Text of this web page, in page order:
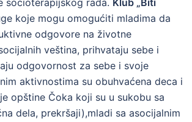
socioterapijskog rada. Klub „Biti
koje mogu omogućiti mladima da
odgovore na životne
veština, prihvataju sebe i
odgovornost za sebe i svoje
aktivnostima su obuhvaćena deca i
opštine Čoka koji su u sukobu sa
dela, prekršaji),mladi sa asocijalnim